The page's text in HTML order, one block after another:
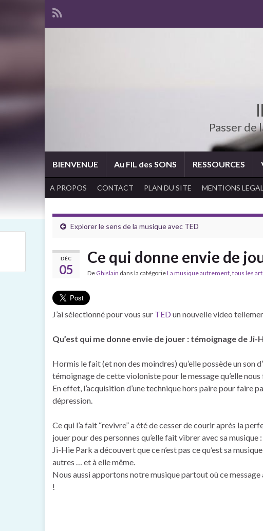
Passer de
BIENVENUE Au FIL des SONS RESSOURCES
A PROPOS CONTACT PLAN DU SITE MENTIONS
Explorer le sens de la musique avec TED
DÉC
05
Ce qui donne envie de
De Ghislain dans la catégorieLa musique autrement, tous les
J’ai sélectionné pour vous sur TED un nouvelle video
Qu’est qui me donne envie de jouer : témoignage de Ji-
Hormis le fait (et non des moindres) qu’elle possède un son
témoignage de cette violoniste pour le message qu’elle nous
En effet, l’acquisition d’une technique hors paire pour faire
dépression.
Ce qui l’a fait “revivre” a été de cesser de courir après la
jouer pour des personnes qu’elle fait vibrer avec sa musique
Ji-Hie Park a découvert que ce n’est pas ce qu’est sa
autres … et à elle même.
Nous aussi apportons notre musique partout où ce
!